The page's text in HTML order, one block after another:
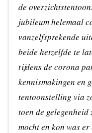
de
jubileum helemaal
vanzelfsprekende
beide hetzelfde te
tijdens de corona
kennismakingen en
tentoonstelling via
toen de gelegenheid
mocht en kon was